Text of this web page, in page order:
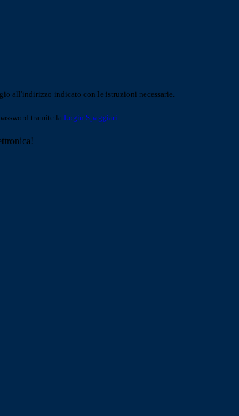
all'indirizzo indicato con le istruzioni necessarie.
tramite la Login Spaggiari